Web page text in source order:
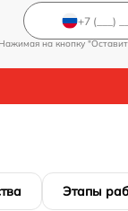
Нажимая на кнопку
Этапы